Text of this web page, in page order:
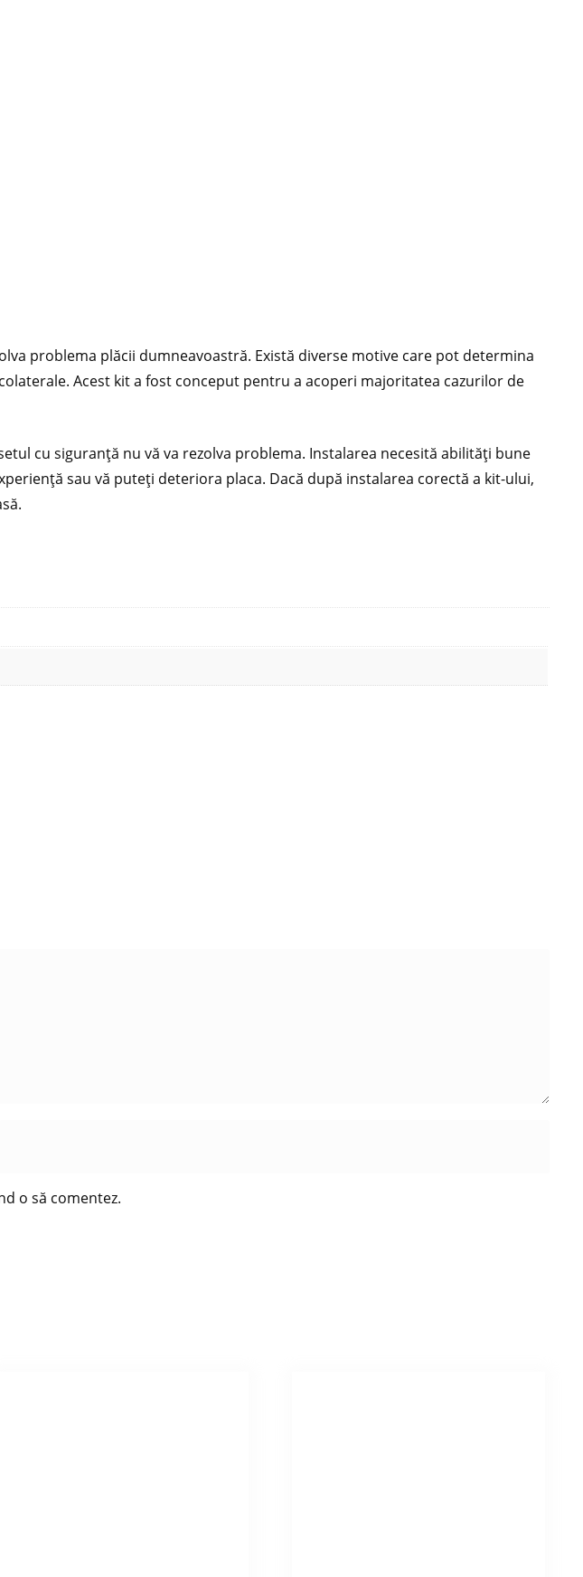
problema plăcii dumneavoastră. Există diverse motive care pot determina
Acest kit a fost conceput pentru a acoperi majoritatea cazurilor de
cu siguranță nu vă va rezolva problema. Instalarea necesită abilități bune
sau vă puteți deteriora placa. Dacă după instalarea corectă a kit-ului,
o să comentez.